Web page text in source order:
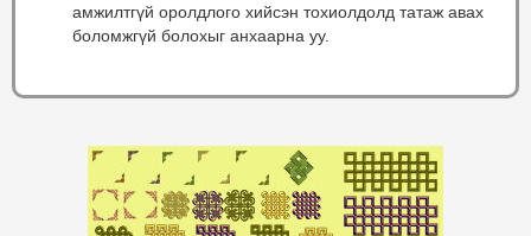
амжилтгүй оролдлого хийсэн тохиолдолд татаж авах
боломжгүй болохыг анхаарна уу.